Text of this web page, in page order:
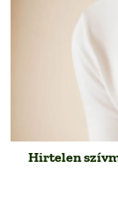
Hirtelen